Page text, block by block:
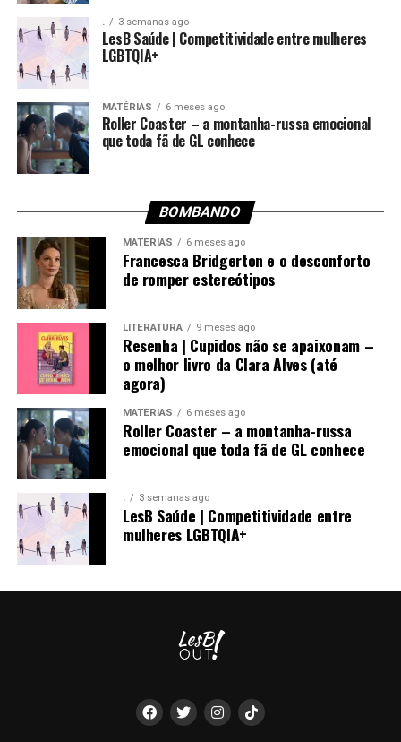
. 3 semanas ago
LesB Saúde | Competitividade entre mulheres
LGBTQIA+
MATÉRIAS 6 meses ago
Roller Coaster – a montanha-russa emocional
que toda fã de GL conhece
BOMBANDO
MATÉRIAS 6 meses ago
Francesca Bridgerton e o desconforto
de romper estereótipos
LITERATURA 9 meses ago
Resenha | Cupidos não se apaixonam –
o melhor livro da Clara Alves (até
agora)
MATÉRIAS 6 meses ago
Roller Coaster – a montanha-russa
emocional que toda fã de GL conhece
. 3 semanas ago
LesB Saúde | Competitividade entre
mulheres LGBTQIA+